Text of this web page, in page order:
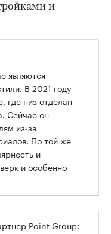
и
являются
В 2021 году
где низ отделан
Сейчас он
из-за
По той же
и
и особенно
Point Group: